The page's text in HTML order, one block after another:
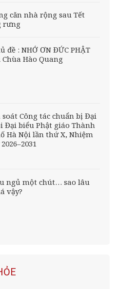
căn nhà rộng sau Tết
rưng
đề : NHỚ ƠN ĐỨC PHẬT
Hào Quang
soát Công tác chuẩn bị Đại
Đại biểu Phật giáo Thành
Hà Nội lần thứ X, Nhiệm
ngủ một chút… sao lâu
vậy?